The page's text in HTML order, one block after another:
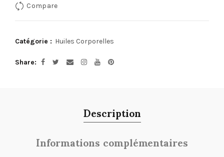
Compare
Catégorie : Huiles Corporelles
Share
Description
Informations complémentaires